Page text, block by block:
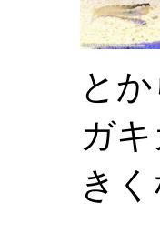
と
ガ
き